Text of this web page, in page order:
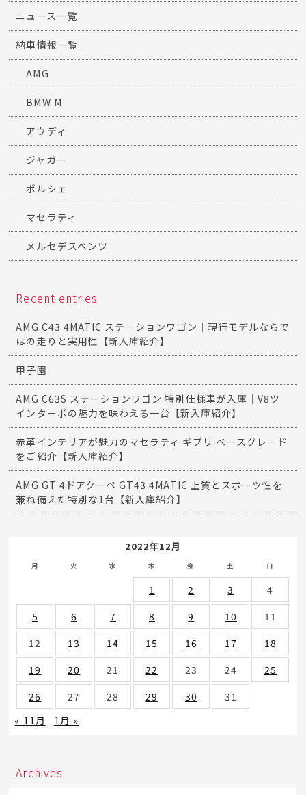
ニュース一覧
納車情報一覧
AMG
BMW M
アウディ
ジャガー
ポルシェ
マセラティ
メルセデスベンツ
Recent entries
AMG C43 4MATIC ステーションワゴン｜現行モデルならで
はの走りと実用性【新入庫紹介】
甲子園
AMG C63S ステーションワゴン 特別仕様車が入庫｜V8ツ
インターボの魅力を味わえる一台【新入庫紹介】
赤革インテリアが魅力のマセラティ ギブリ ベースグレード
をご紹介【新入庫紹介】
AMG GT 4ドアクーペ GT43 4MATIC 上質とスポーツ性を
兼ね備えた特別な1台【新入庫紹介】
2022年12月
月 火 水 木 金 土 日
1 2 3
4
5
6 7 8 9 10
11
12
13 14 15 16 17
18
19
20 21 22 23 24
25
26
27 28 29 30
31
« 11月
1月 »
Archives